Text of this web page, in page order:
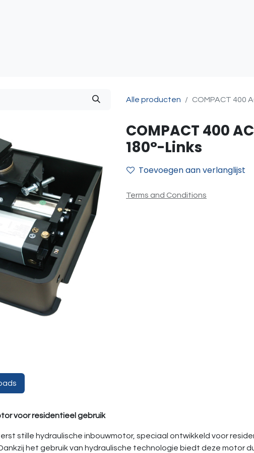
Alle producten COMPACT 400
COMPACT 400
180°-Links
Toevoegen aan verlanglijst
Terms and Conditions
voor residentieel gebruik
stille hydraulische inbouwmotor, speciaal ontwikkeld voor
Dankzij het gebruik van hydraulische technologie biedt deze motor